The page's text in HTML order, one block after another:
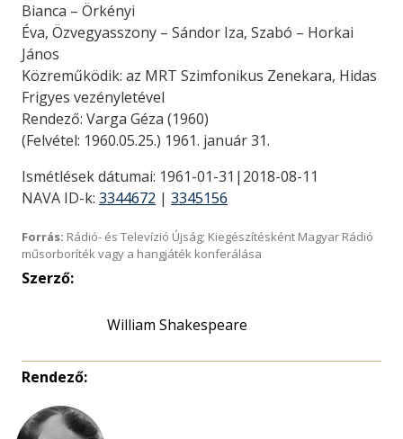
Bianca – Örkényi
Éva, Özvegyasszony – Sándor Iza, Szabó – Horkai
János
Közreműködik: az MRT Szimfonikus Zenekara, Hidas
Frigyes vezényletével
Rendező: Varga Géza (1960)
(Felvétel: 1960.05.25.) 1961. január 31.
Ismétlések dátumai: 1961-01-31|2018-08-11
NAVA ID-k: 3344672 | 3345156
Forrás: Rádió- és Televízió Újság; Kiegészítésként Magyar Rádió
műsorboríték vagy a hangjáték konferálása
Szerző:
William Shakespeare
Rendező: